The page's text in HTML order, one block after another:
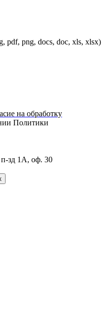
pdf, png, docs, doc, xls, xlsx)
на обработку
Политики
зд 1А, оф. 30